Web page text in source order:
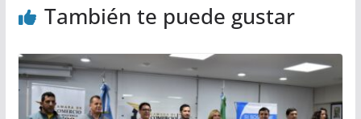
También te puede gustar